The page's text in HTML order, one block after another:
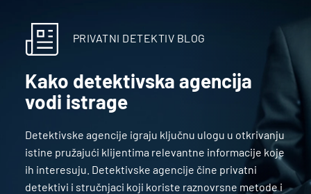
PRIVATNI DETEKTIV BLOG
Kako detektivska agencija
vodi istrage
Detektivske agencije igraju ključnu ulogu u otkrivanju
istine pružajući klijentima relevantne informacije koje
ih interesuju. Detektivske agencije čine privatni
detektivi i stručnjaci koji koriste raznovrsne metode i